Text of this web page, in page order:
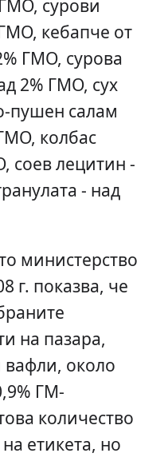
сурови
кебапче от
ГМО, сурова
2% ГМО, сух
пушен салам
колбас
соев лецитин -
- над
министерство
г. показва, че
на пазара,
около
ГМ-
количество
етикета, но